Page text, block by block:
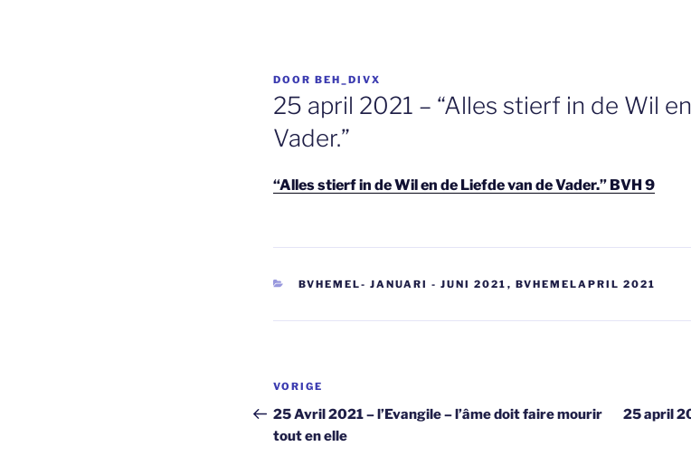
GEPLAATST
OP
DOOR BEH_DIVX
25 april 2021 – “Alles stierf in de Wil
Vader.”
“Alles stierf in de Wil en de Liefde van de Vader.” BVH 9
CATEGORIEËN
BVHEMEL- JANUARI - JUNI 2021 , BVHEMELAPRIL 2021
Berichtnavigatie
Vorig
bericht
VORIGE
25 Avril 2021 – l’Evangile – l’âme doit faire mourir
tout en elle
25 april